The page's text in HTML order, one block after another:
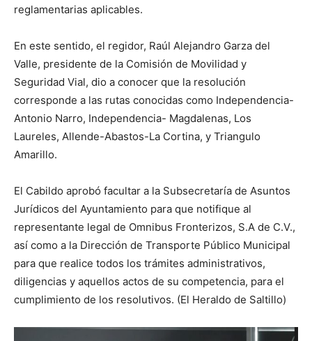
reglamentarias aplicables.
En este sentido, el regidor, Raúl Alejandro Garza del
Valle, presidente de la Comisión de Movilidad y
Seguridad Vial, dio a conocer que la resolución
corresponde a las rutas conocidas como Independencia-
Antonio Narro, Independencia- Magdalenas, Los
Laureles, Allende-Abastos-La Cortina, y Triangulo
Amarillo.
El Cabildo aprobó facultar a la Subsecretaría de Asuntos
Jurídicos del Ayuntamiento para que notifique al
representante legal de Omnibus Fronterizos, S.A de C.V.,
así como a la Dirección de Transporte Público Municipal
para que realice todos los trámites administrativos,
diligencias y aquellos actos de su competencia, para el
cumplimiento de los resolutivos. (El Heraldo de Saltillo)